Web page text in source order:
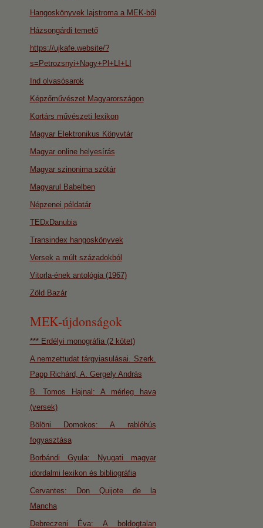
Hangoskönyvek lajstroma a MEK-ből
Házsongárdi temető
https://ujkafe.website/?
s=Petrozsnyi+Nagy+Pl+LI+LI
Ind olvasósarok
Képzőművészet Magyarországon
Kortárs művészeti lexikon
Magyar Elektronikus Könyvtár
Magyar online helyesírás
Magyar szinonima szótár
Magyarul Babelben
Népzenei példatár
TEDxDanubia
Transindex hangoskönyvek
Versek a múlt századokból
Vitorla-ének antológia (1967)
Zöld Bazár
MEK-újdonságok
*** Erdélyi monográfia (2 kötet)
A nemzettudat tárgyiasulásai. Szerk.
Papp Richárd, A. Gergely András
B. Tomos Hajnal: A mérleg hava
(versek)
Bölöni Domokos: A rablóhús
fogyasztása
Borbándi Gyula: Nyugati magyar
idordalmi lexikon és bibliográfia
Cervantes: Don Quijote de la
Mancha
Debreczeni Éva: A boldogtalan